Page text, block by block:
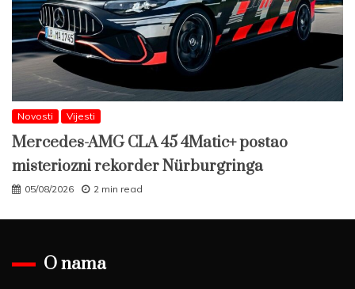
Novosti Vijesti
Mercedes-AMG CLA 45 4Matic+ postao
misteriozni rekorder Nürburgringa
05/08/2026 2 min read
O nama